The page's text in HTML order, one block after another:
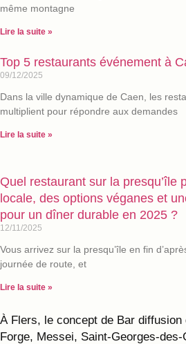
même montagne
Lire la suite »
Top 5 restaurants événement à
09/12/2025
Dans la ville dynamique de Caen, les
multiplient pour répondre aux demandes
Lire la suite »
Quel restaurant sur la presqu’île
locale, des options véganes et
pour un dîner durable en 2025 ?
12/11/2025
Vous arrivez sur la presqu’île en fin
journée de route, et
Lire la suite »
À Flers, le concept de Bar
Forge, Messei, Saint-Georges-